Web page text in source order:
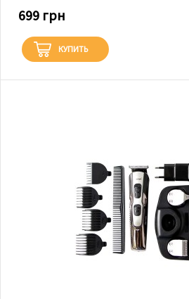
699 грн
КУПИТЬ